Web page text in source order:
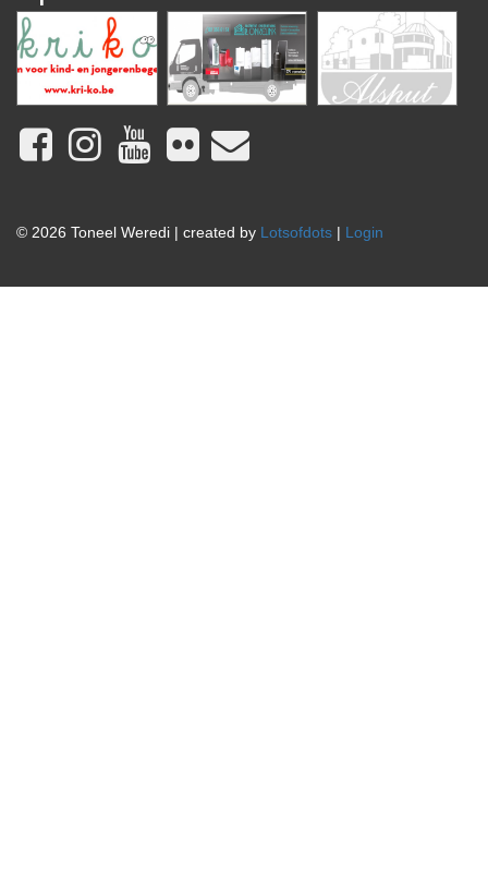
© 2026 Toneel Weredi | created by Lotsofdots | Login